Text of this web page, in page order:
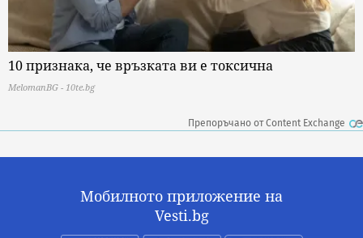
10 признака, че връзката ви е токсична
MelomanBG - 10te.bg
Препоръчано от Content Exchange
Мобилното приложение на
Vesti.bg